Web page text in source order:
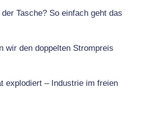
Tasche? So einfach geht das
wir den doppelten Strompreis
explodiert – Industrie im freien